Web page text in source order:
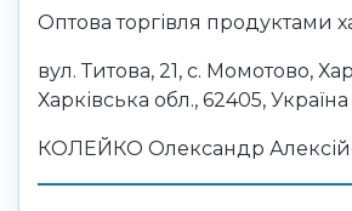
Оптова торгівля продуктами
вул. Титова, 21, с. Момотово,
Харківська обл., 62405, Україна
КОЛЕЙКО Олександр